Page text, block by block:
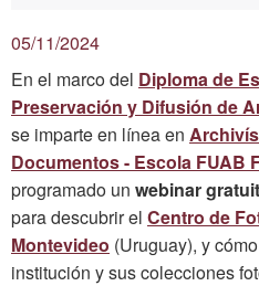
05/11/2024
En el marco del Diploma de
Preservación y Difusión de
se imparte en línea en
Documentos - Escola FUAB
programado un webinar
para descubrir el Centro de
Montevideo (Uruguay), y
institución y sus colecciones